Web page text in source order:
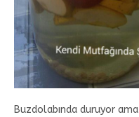
Buzdolabında duruyor